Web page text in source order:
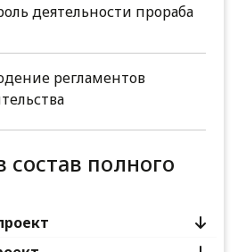
деятельности прораба
регламентов
состав полного